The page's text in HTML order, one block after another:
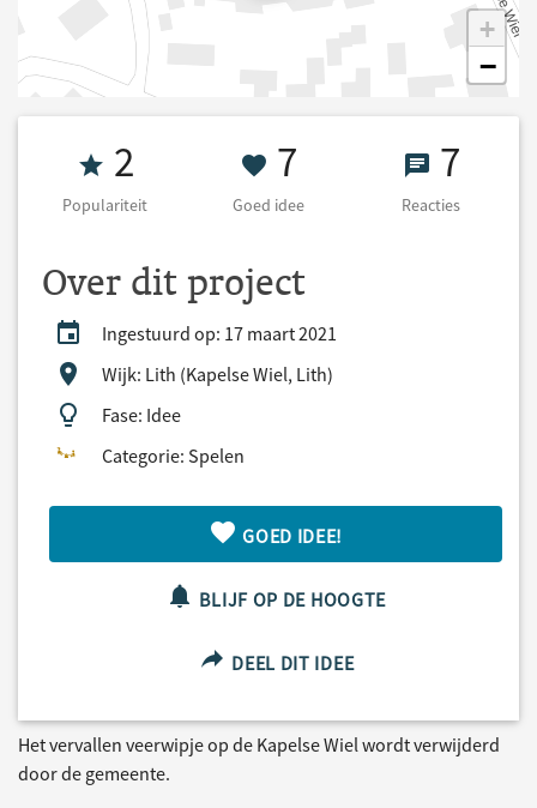
+
−
Populariteit 2
2
Populariteit
7 Goed idee
7
Goed idee
7 7
Reacties
Over dit project
Ingestuurd op: 17 maart 2021
Wijk: Lith (Kapelse Wiel, Lith)
Fase: Idee
Categorie: Spelen
GOED IDEE!
BLIJF OP DE HOOGTE
DEEL DIT IDEE
Het vervallen veerwipje op de Kapelse Wiel wordt verwijderd
door de gemeente.